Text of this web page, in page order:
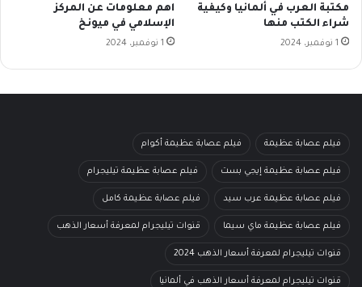
مكتبة العرب في ألمانيا وكيفية
شراء الكتب منها
1 نوفمبر، 2024
اهم معلومات عن المركز
الإسلامي في ميونخ
1 نوفمبر، 2024
فيلم عصابة عظيمة فيلم عصابة عظيمة أكوام
فيلم عصابة عظيمة إيجي بست فيلم عصابة عظيمة تيليجرام
فيلم عصابة عظيمة عرب سيد فيلم عصابة عظيمة كامل
فيلم عصابة عظيمة ماي سيما قنوات تيليجرام لمعرفة أسعار الذهب
قنوات تيليجرام لمعرفة أسعار الذهب 2024
قنوات تيليجرام لمعرفة أسعار الذهب في ألمانيا